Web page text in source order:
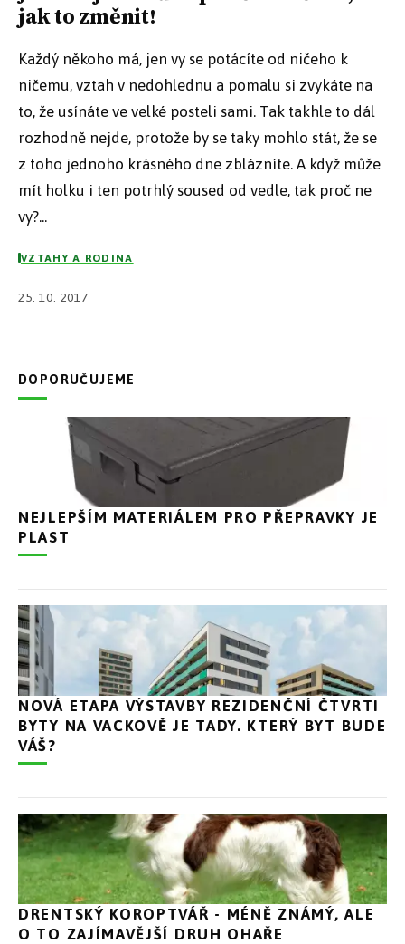
jak to změnit!
Každý někoho má, jen vy se potácíte od ničeho k
ničemu, vztah v nedohlednu a pomalu si zvykáte na
to, že usínáte ve velké posteli sami. Tak takhle to dál
rozhodně nejde, protože by se taky mohlo stát, že se
z toho jednoho krásného dne zblázníte. A když může
mít holku i ten potrhlý soused od vedle, tak proč ne
vy?...
VZTAHY A RODINA
25. 10. 2017
DOPORUČUJEME
NEJLEPŠÍM MATERIÁLEM PRO PŘEPRAVKY JE
PLAST
NOVÁ ETAPA VÝSTAVBY REZIDENČNÍ ČTVRTI
BYTY NA VACKOVĚ JE TADY. KTERÝ BYT BUDE
VÁŠ?
DRENTSKÝ KOROPTVÁŘ - MÉNĚ ZNÁMÝ, ALE
O TO ZAJÍMAVĚJŠÍ DRUH OHAŘE